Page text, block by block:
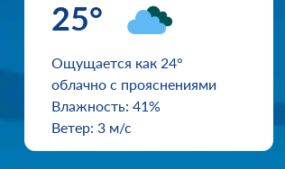
25°
Ощущается как 24°
облачно с прояснениями
Влажность: 41%
Ветер: 3 м/с